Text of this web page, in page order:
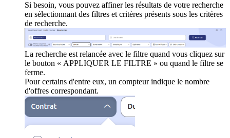
Si besoin, vous pouvez affiner les résultats de votre recherche
en sélectionnant des filtres et critères présents sous les critères
de recherche.
La recherche est relancée avec le filtre quand vous cliquez sur
le bouton « APPLIQUER LE FILTRE » ou quand le filtre se
ferme.
Pour certains d'entre eux, un compteur indique le nombre
d'offres correspondant.